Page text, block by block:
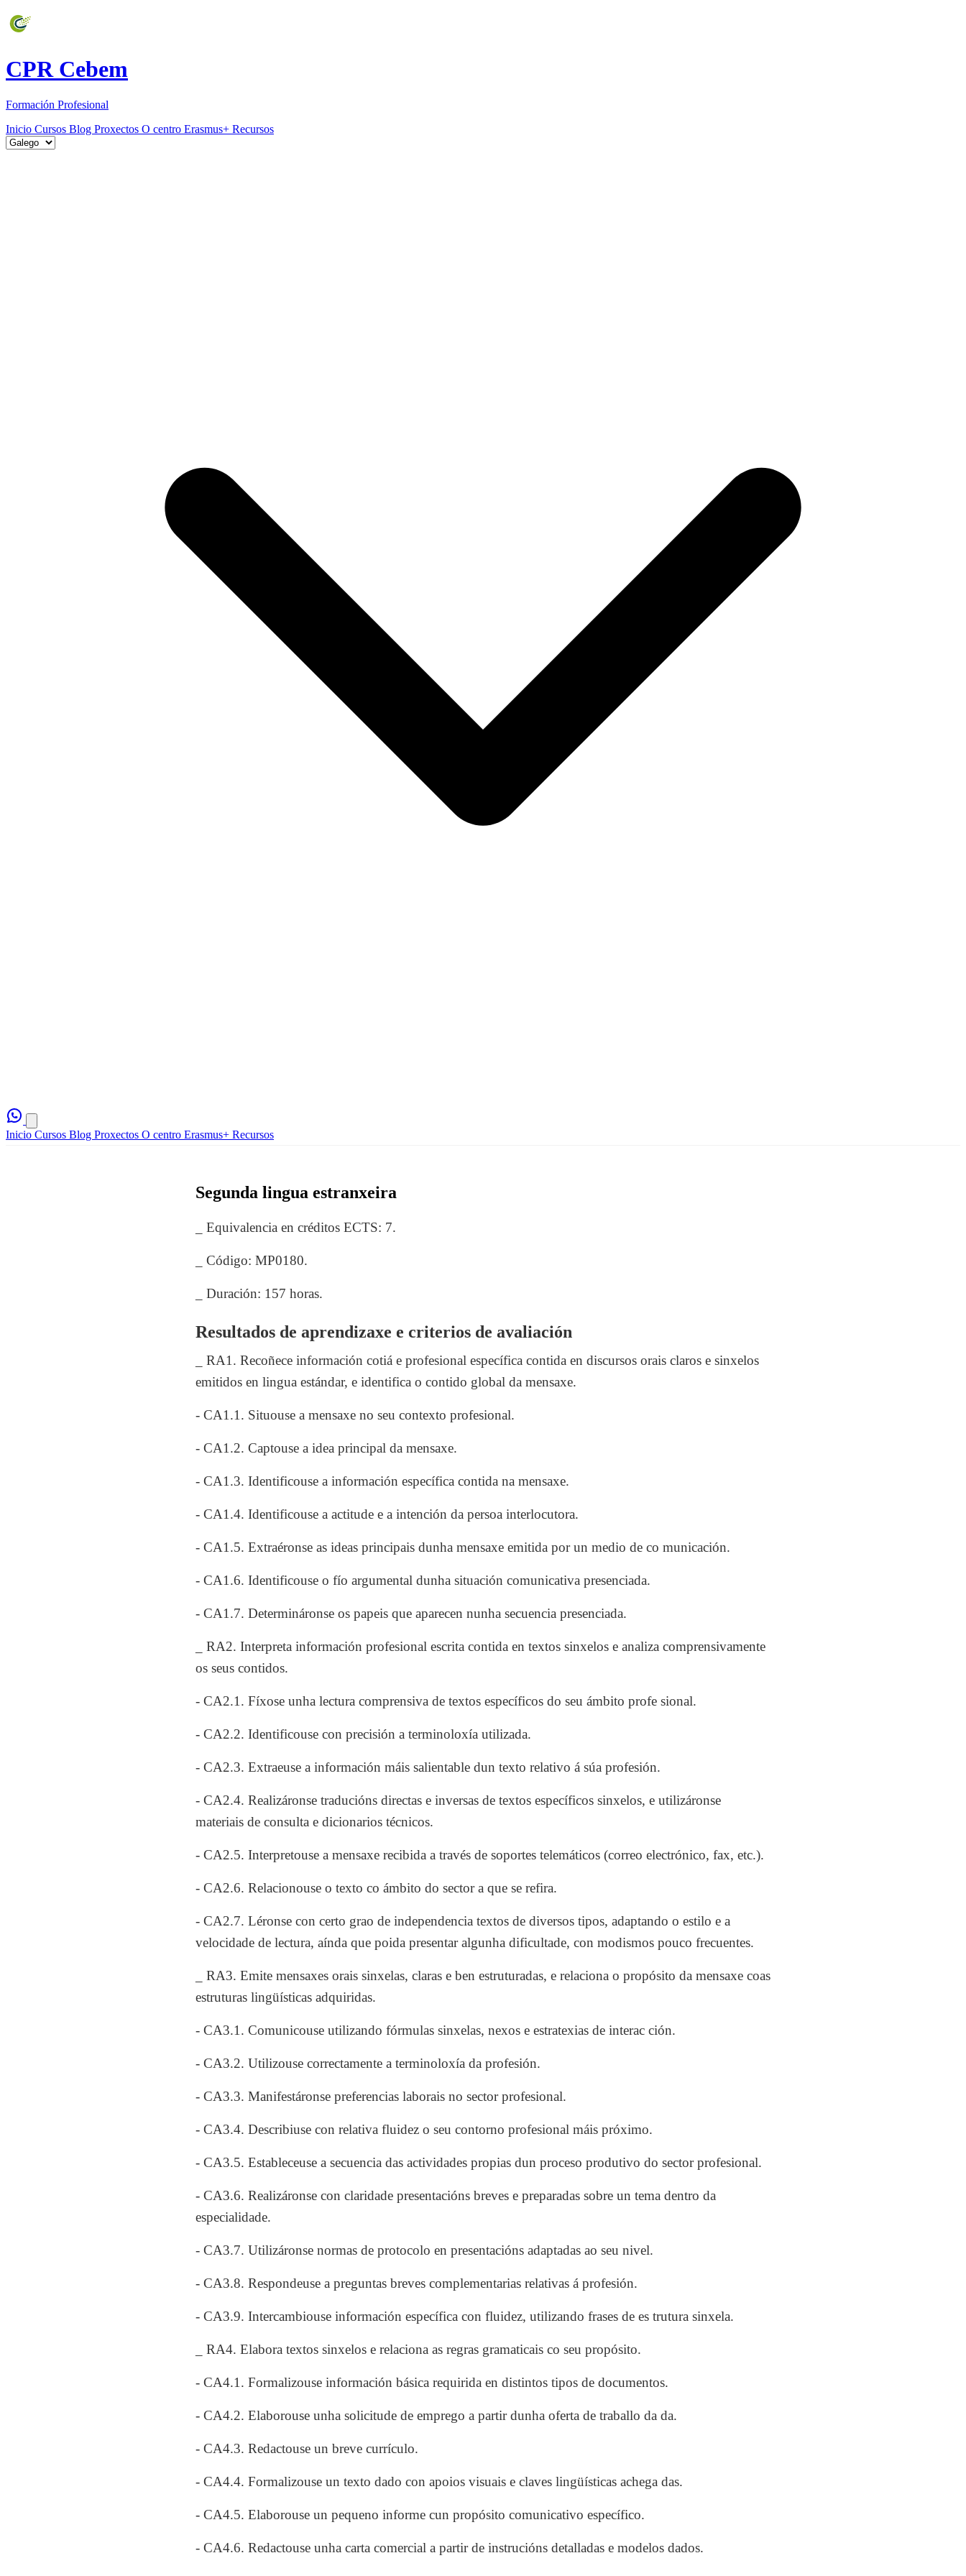
CPR Cebem
Formación Profesional
Inicio Cursos Blog Proxectos O centro Erasmus+ Recursos
Inicio Cursos Blog Proxectos O centro Erasmus+ Recursos
Segunda lingua estranxeira
_ Equivalencia en créditos ECTS: 7.
_ Código: MP0180.
_ Duración: 157 horas.
Resultados de aprendizaxe e criterios de avaliación
_ RA1. Recoñece información cotiá e profesional específica contida en discursos orais claros e sinxelos
emitidos en lingua estándar, e identifica o contido global da mensaxe.
- CA1.1. Situouse a mensaxe no seu contexto profesional.
- CA1.2. Captouse a idea principal da mensaxe.
- CA1.3. Identificouse a información específica contida na mensaxe.
- CA1.4. Identificouse a actitude e a intención da persoa interlocutora.
- CA1.5. Extraéronse as ideas principais dunha mensaxe emitida por un medio de co municación.
- CA1.6. Identificouse o fío argumental dunha situación comunicativa presenciada.
- CA1.7. Determináronse os papeis que aparecen nunha secuencia presenciada.
_ RA2. Interpreta información profesional escrita contida en textos sinxelos e analiza comprensivamente
os seus contidos.
- CA2.1. Fíxose unha lectura comprensiva de textos específicos do seu ámbito profe sional.
- CA2.2. Identificouse con precisión a terminoloxía utilizada.
- CA2.3. Extraeuse a información máis salientable dun texto relativo á súa profesión.
- CA2.4. Realizáronse traducións directas e inversas de textos específicos sinxelos, e utilizáronse
materiais de consulta e dicionarios técnicos.
- CA2.5. Interpretouse a mensaxe recibida a través de soportes telemáticos (correo electrónico, fax, etc.).
- CA2.6. Relacionouse o texto co ámbito do sector a que se refira.
- CA2.7. Léronse con certo grao de independencia textos de diversos tipos, adaptando o estilo e a
velocidade de lectura, aínda que poida presentar algunha dificultade, con modismos pouco frecuentes.
_ RA3. Emite mensaxes orais sinxelas, claras e ben estruturadas, e relaciona o propósito da mensaxe coas
estruturas lingüísticas adquiridas.
- CA3.1. Comunicouse utilizando fórmulas sinxelas, nexos e estratexias de interac ción.
- CA3.2. Utilizouse correctamente a terminoloxía da profesión.
- CA3.3. Manifestáronse preferencias laborais no sector profesional.
- CA3.4. Describiuse con relativa fluidez o seu contorno profesional máis próximo.
- CA3.5. Estableceuse a secuencia das actividades propias dun proceso produtivo do sector profesional.
- CA3.6. Realizáronse con claridade presentacións breves e preparadas sobre un tema dentro da
especialidade.
- CA3.7. Utilizáronse normas de protocolo en presentacións adaptadas ao seu nivel.
- CA3.8. Respondeuse a preguntas breves complementarias relativas á profesión.
- CA3.9. Intercambiouse información específica con fluidez, utilizando frases de es trutura sinxela.
_ RA4. Elabora textos sinxelos e relaciona as regras gramaticais co seu propósito.
- CA4.1. Formalizouse información básica requirida en distintos tipos de documentos.
- CA4.2. Elaborouse unha solicitude de emprego a partir dunha oferta de traballo da da.
- CA4.3. Redactouse un breve currículo.
- CA4.4. Formalizouse un texto dado con apoios visuais e claves lingüísticas achega das.
- CA4.5. Elaborouse un pequeno informe cun propósito comunicativo específico.
- CA4.6. Redactouse unha carta comercial a partir de instrucións detalladas e modelos dados.